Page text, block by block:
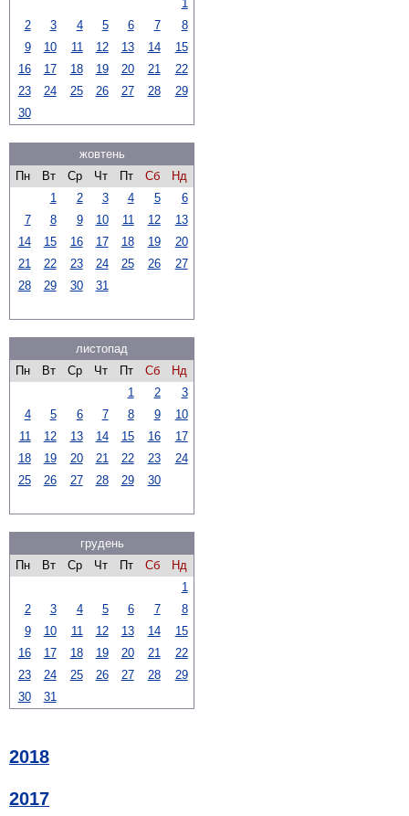
1
2
3 4 5 6 7
8
9
10 11 12 13 14
15
16
17 18 19 20 21
22
23
24 25 26 27 28
29
30
жовтень
Пн
Вт Ср Чт Пт Сб
Нд
1
2 3 4 5
6
7
8 9 10 11 12
13
14
15 16 17 18 19
20
21
22 23 24 25 26
27
28
29 30 31
листопад
Пн
Вт Ср Чт Пт Сб
Нд
1
2
3
4
5 6 7 8 9
10
11
12 13 14 15 16
17
18
19 20 21 22 23
24
25
26 27 28 29 30
грудень
Пн
Вт Ср Чт Пт Сб
Нд
1
2
3 4 5 6 7
8
9
10 11 12 13 14
15
16
17 18 19 20 21
22
23
24 25 26 27 28
29
30
31
2018
2017